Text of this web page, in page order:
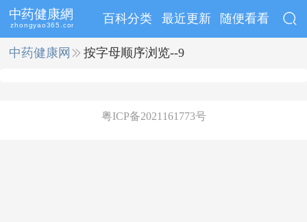
百科分类 最近更新 随便看看
中药健康网 ››按字母顺序浏览--9
粤ICP备2021161773号